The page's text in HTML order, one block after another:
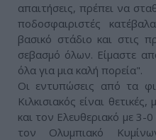
απαιτήσεις, πρέπει να
ποδοσφαιριστές
βασικό στάδιο και στις
σεβασμό όλων. Είμαστε
όλα για μια καλή πορεία".
Οι εντυπώσεις από τα
Κιλκισιακός είναι
και τον Ελευθεριακό με 3-
τον Ολυμπιακό